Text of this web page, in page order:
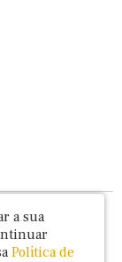
0001-86
CEP 03016-030
a sua
Política de